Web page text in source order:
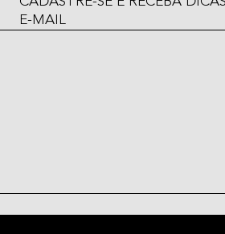
E-MAIL